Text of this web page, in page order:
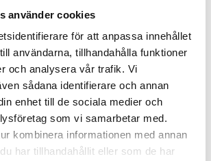
använder cookies
för att anpassa innehållet
användarna, tillhandahålla funktioner
och analysera vår trafik. Vi
sådana identifierare och annan
enhet till de sociala medier och
som vi samarbetar med.
kombinera informationen med annan
har tillhandahållit eller som de har
WABI
CM
kr
i
DOFTLJUS | YASU
WABISABI/INGEFÄRSROT
H9X9 CM
Från: 289kr
Lägg till i
till Webflower
är du? Du kan alltid justera ditt val
längst upp på sidan.
(exkl. moms)
Privatkund (inkl. moms)